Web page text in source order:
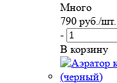
Много
790 руб./шт.
-
В корзину